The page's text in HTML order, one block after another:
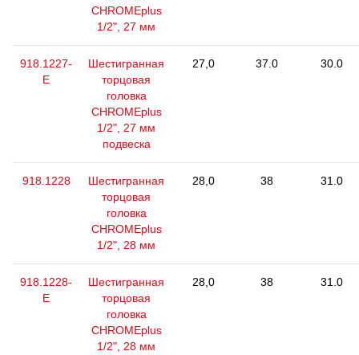
CHROMEplus
1/2", 27 мм
918.1227-
E
Шестигранная
торцовая
головка
CHROMEplus
1/2", 27 мм
подвеска
27,0 37.0 30.0
918.1228
Шестигранная
торцовая
головка
CHROMEplus
1/2", 28 мм
28,0 38 31.0
918.1228-
E
Шестигранная
торцовая
головка
CHROMEplus
1/2", 28 мм
28,0 38 31.0